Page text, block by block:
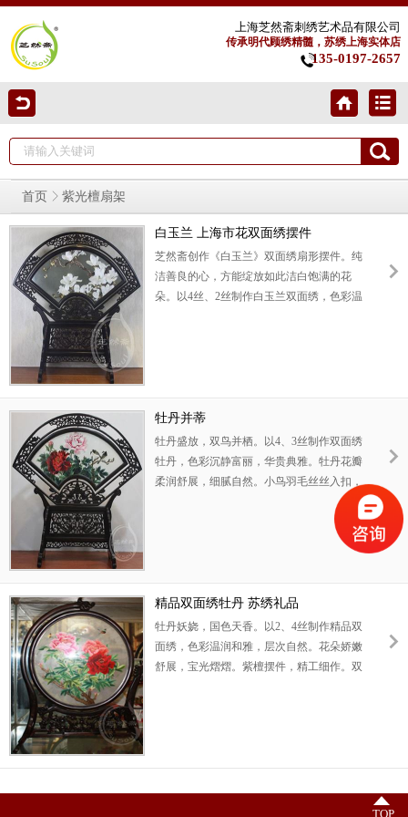
上海芝然斋刺绣艺术品有限公司
传承明代顾绣精髓，苏绣上海实体店
135-0197-2657
首页 紫光檀扇架
白玉兰 上海市花双面绣摆件
芝然斋创作《白玉兰》双面绣扇形摆件。纯
洁善良的心，方能绽放如此洁白饱满的花
朵。以4丝、2丝制作白玉兰双面绣，色彩温
品，或生日礼物。
牡丹并蒂
牡丹盛放，双鸟并栖。以4、3丝制作双面绣
牡丹，色彩沉静富丽，华贵典雅。牡丹花瓣
柔润舒展，细腻自然。小鸟羽毛丝丝入扣，
栩栩如生。寓意事业兴旺，合作和谐，或家
庭美满，白头偕老。此苏绣牡丹摆件，紫光
檀扇形框架造型别致，用料考究，雕工精
作高端商务礼品。
精品双面绣牡丹 苏绣礼品
牡丹妖娆，国色天香。以2、4丝制作精品双
面绣，色彩温润和雅，层次自然。花朵娇嫩
舒展，宝光熠熠。紫檀摆件，精工细作。双
TOP